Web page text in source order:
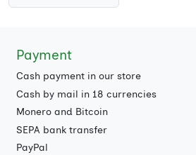
Payment
Cash payment in our store
Cash by mail in 18 currencies
Monero and Bitcoin
SEPA bank transfer
PayPal